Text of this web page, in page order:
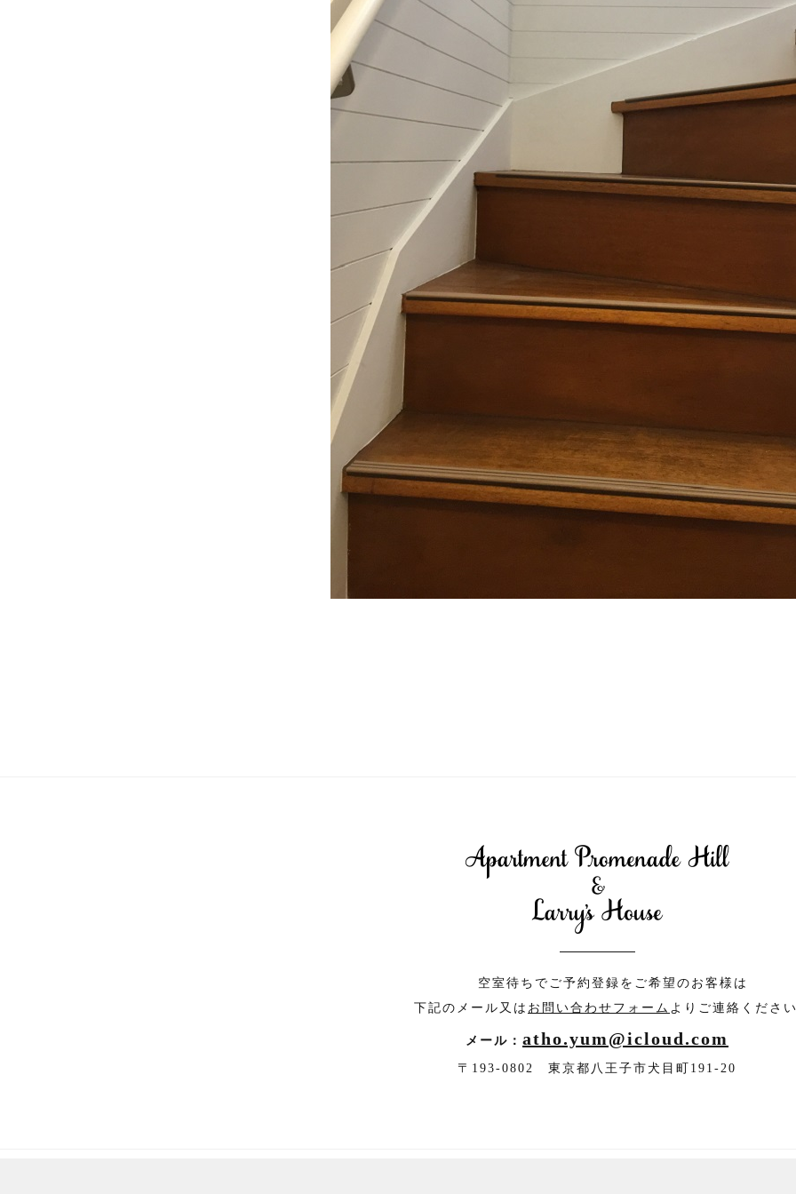
空室待ちでご予約登録をご希望のお客様は
下記のメール又は お問い合わせフォーム よりご連絡くださ
メール： atho.yum@icloud.com
〒193-0802 東京都八王子市犬目町191-20